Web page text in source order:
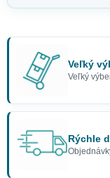
Veľký
Veľký
Rýchle